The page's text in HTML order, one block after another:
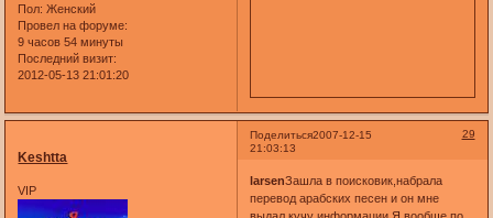
Пол: Женский
Провел на форуме:
9 часов 54 минуты
Последний визит:
2012-05-13 21:01:20
Поделиться 29
2007-12-15
21:03:13
Keshtta
VIP
larsenЗашла в поисковик,набрала
перевод арабских песен и он мне